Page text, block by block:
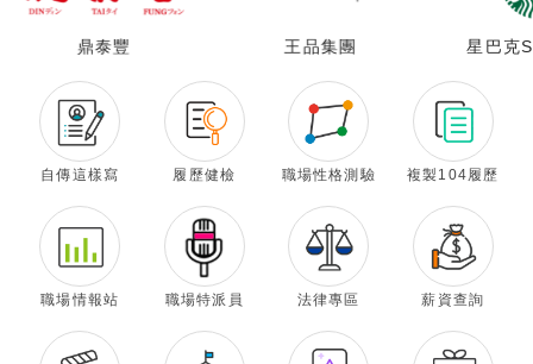
鼎泰豐 王品集團 星巴克
自傳這樣寫 履歷健檢 職場性格測驗 複製104履歷
職場情報站 職場特派員 法律專區 薪資查詢